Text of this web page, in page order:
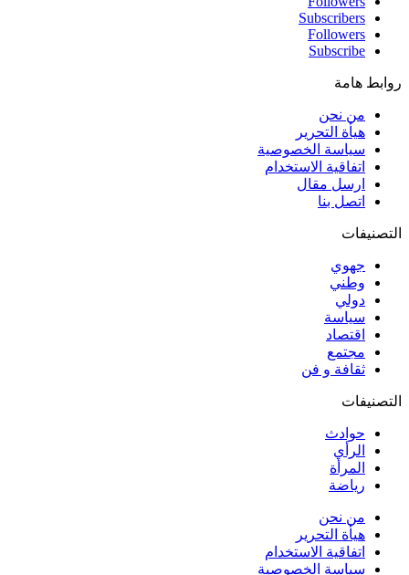
Subscribers
Followers
Subscribe
روابط هامة
من نحن
هيأة التحرير
سياسة الخصوصية
اتفاقية الاستخدام
ارسل مقال
اتصل بنا
التصنيفات
جهوي
وطني
دولي
سياسة
اقتصاد
مجتمع
ثقافة و فن
التصنيفات
حوادث
الرأي
المرأة
رياضة
من نحن
هيأة التحرير
اتفاقية الاستخدام
سياسة الخصوصية